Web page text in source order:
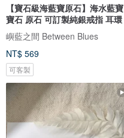
【寶石級海藍寶原石】海水藍寶
寶石 原石 可訂製純銀戒指 耳環
嶼藍之間 Between Blues
NT$ 569
可客製